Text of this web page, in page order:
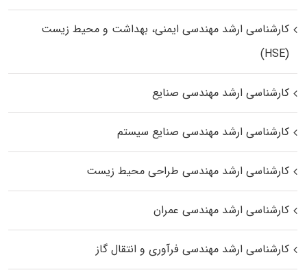
کارشناسی ارشد مهندسی ایمنی، بهداشت و محیط زیست
(HSE)
کارشناسی ارشد مهندسی صنایع
کارشناسی ارشد مهندسی صنایع سیستم
کارشناسی ارشد مهندسی طراحی محیط زیست
کارشناسی ارشد مهندسی عمران
کارشناسی ارشد مهندسی فرآوری و انتقال گاز